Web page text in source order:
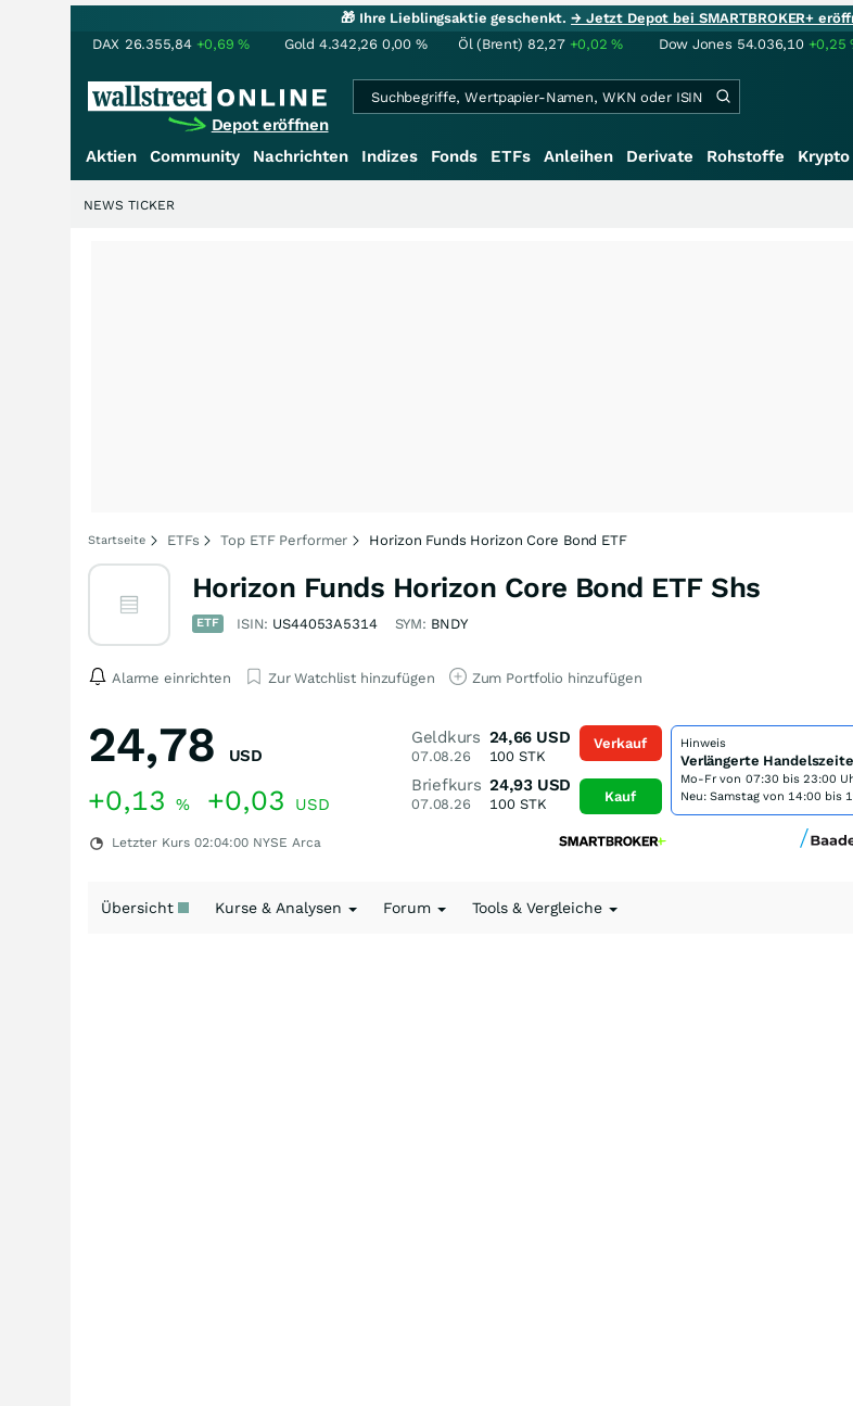
🎁 Ihre Lieblingsaktie geschenkt.→ Jetzt Depot bei SMARTBROKER+
DAX 26.355,84 +0,69% Gold 4.342,26 0,00 % Öl (Brent) 82,27 +0,02% Dow Jones 54.036,10 +0,25
Depot eröffnen
Aktien Community Nachrichten Indizes Fonds ETFs Anleihen Derivate Rohstoffe Krypto
NEWS TICKER
Startseite ETFs Top ETF Performer Horizon Funds Horizon Core Bond ETF
Horizon Funds Horizon Core Bond ETF Shs
ETF ISIN: US44053A5314 SYM: BNDY
Alarme einrichten Zur Watchlist hinzufügen Zum Portfolio hinzufügen
24,78 USD
+0,13 % +0,03 USD
Letzter Kurs 02:04:00 NYSE Arca
Geldkurs
07.08.26
24,66 USD
100 STK
Briefkurs
07.08.26
24,93 USD
100STK
Verkauf
Kauf
Hinweis
Verlängerte
Mo-Fr von 07:30 bis 23:00
Neu: Samstag von 14:00 bis
Übersicht Kurse & Analysen Forum Tools & Vergleiche